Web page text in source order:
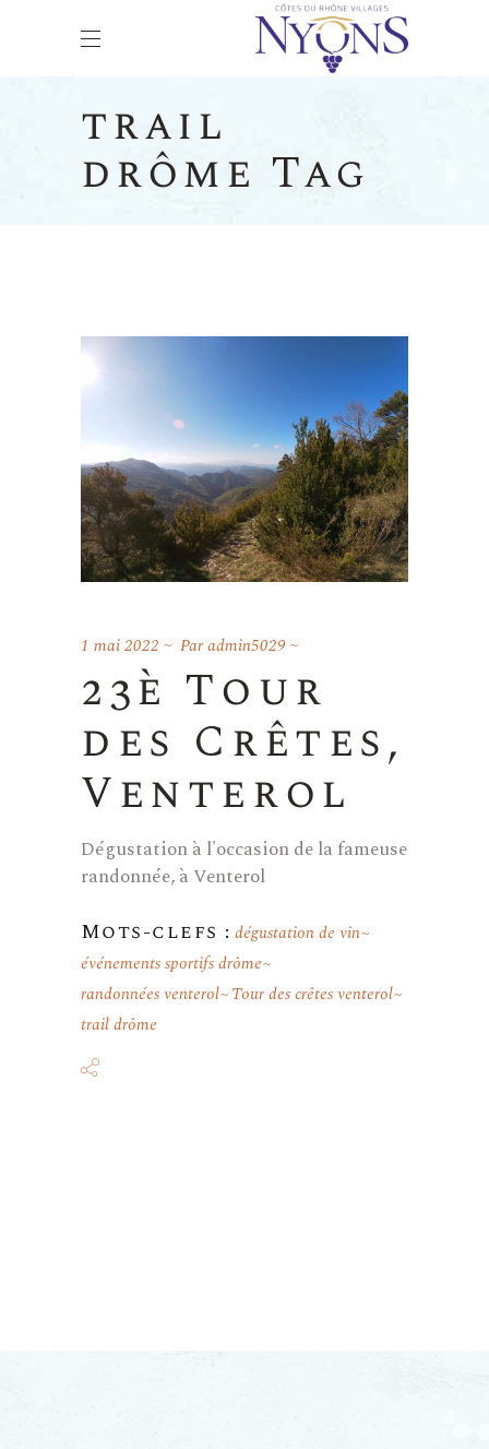
trail
drôme Tag
1 mai 2022 Paradmin5029
23è Tour
des Crêtes,
Venterol
Dégustation à l'occasion de la fameuse
randonnée, à Venterol
Mots-clefs : dégustation de vin
événements sportifs drôme
randonnées venterol Tour des crêtes venterol
trail drôme